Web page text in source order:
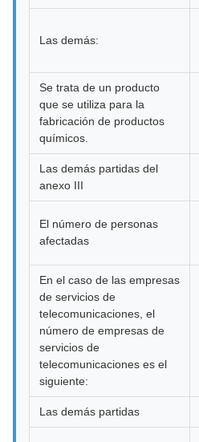
Las demás:
Se trata de un producto
que se utiliza para la
fabricación de productos
químicos.
Las demás partidas del
anexo III
El número de personas
afectadas
En el caso de las empresas
de servicios de
telecomunicaciones, el
número de empresas de
servicios de
telecomunicaciones es el
siguiente:
Las demás partidas